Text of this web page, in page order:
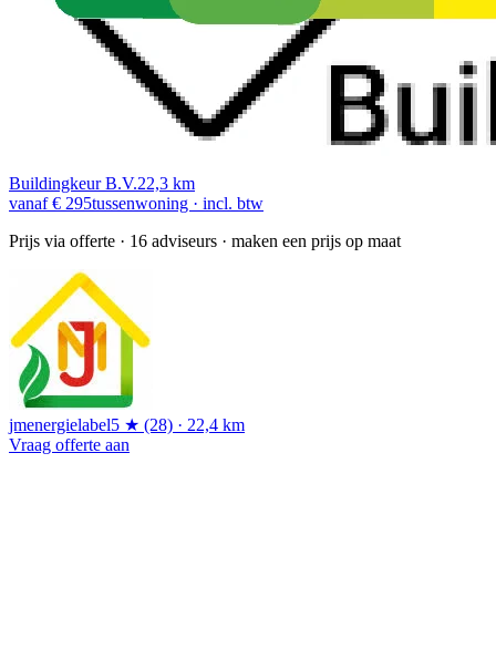
Buildingkeur B.V.22,3 km
vanaf € 295tussenwoning · incl. btw
Prijs via offerte · 16 adviseurs · maken een prijs op maat
jmenergielabel5 ★ (28) · 22,4 km
Vraag offerte aan